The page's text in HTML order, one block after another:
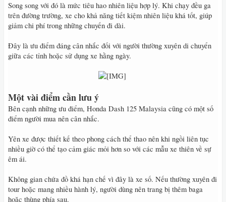
Song song với đó là mức tiêu hao nhiên liệu hợp lý. Khi chạy đều ga
trên đường trường, xe cho khả năng tiết kiệm nhiên liệu khá tốt, giúp
giảm chi phí trong những chuyến đi dài.
Đây là ưu điểm đáng cân nhắc đối với người thường xuyên di chuyển
giữa các tỉnh hoặc sử dụng xe hằng ngày.
Một vài điểm cần lưu ý
Bên cạnh những ưu điểm, Honda Dash 125 Malaysia cũng có một số
điểm người mua nên cân nhắc.
Yên xe được thiết kế theo phong cách thể thao nên khi ngồi liên tục
nhiều giờ có thể tạo cảm giác mỏi hơn so với các mẫu xe thiên về sự
êm ái.
Không gian chứa đồ khá hạn chế vì đây là xe số. Nếu thường xuyên đi
tour hoặc mang nhiều hành lý, người dùng nên trang bị thêm baga
hoặc thùng phía sau.